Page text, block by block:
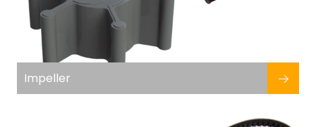
Impeller
Seil
Nyheter